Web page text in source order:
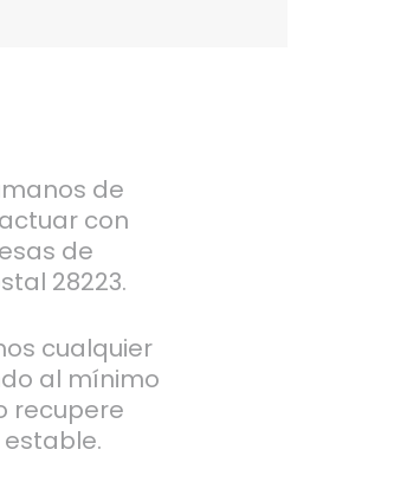
de
con
de
28223.
cualquier
al mínimo
recupere